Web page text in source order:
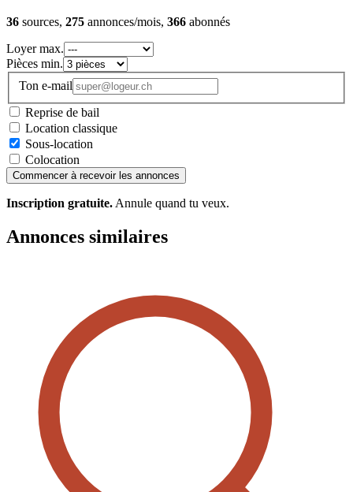
36 sources, 275 annonces/mois, 366 abonnés
Loyer max.
Pièces min.
Ton e-mail
Reprise de bail
Location classique
Sous-location
Colocation
Commencer à recevoir les annonces
Inscription gratuite. Annule quand tu veux.
Annonces similaires